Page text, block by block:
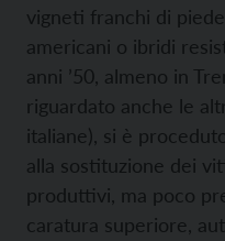
vigneti franchi di
americani o ibridi
anni ’50, almeno in
riguardato anche le
italiane), si è
alla sostituzione dei
produttivi, ma poco
caratura superiore,